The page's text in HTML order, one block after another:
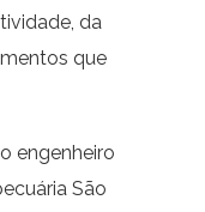
da
que
engenheiro
São